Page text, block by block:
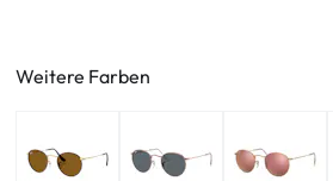
Weitere Farben